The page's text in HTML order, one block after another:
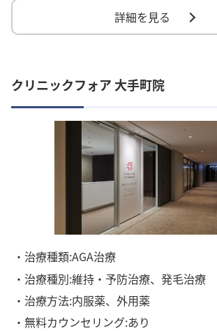
詳細を見る
クリニックフォア 大手町院
・治療種類:AGA治療
・治療種別:維持・予防治療、発毛治療
・治療方法:内服薬、外用薬
・無料カウンセリング:あり